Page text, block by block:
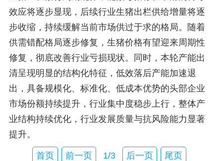
效应将逐步显现，后续行业生猪出栏供给增量将逐
步收缩，持续缓解当前市场供过于求的格局。随着
供需错配格局逐步修复，生猪价格有望迎来周期性
修复，彻底改善行业亏损现状。同时，本轮产能出
清呈现明显的结构化特征，低效落后产能加速退
出，具备规模化、标准化、低成本优势的头部企业
市场份额持续提升，行业集中度稳步上行，整体产
业结构持续优化，行业发展质量与抗风险能力显著
提升。
首页 前一页 1/3 后一页 尾页